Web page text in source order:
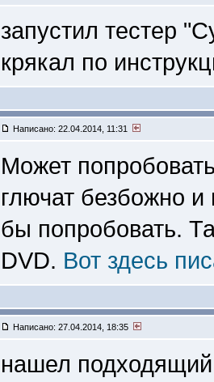
запустил тестер
крякал по
Написано: 22.04.2014, 11:31
Может
глючат безбожно
бы попробовать.
DVD. Вот здесь
Написано: 27.04.2014, 18:35
нашел